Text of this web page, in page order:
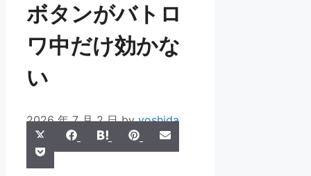
ボタンがバトロ
ワ中だけ効かな
い
2026 年 7 月 2 日 byyoshida
Share
on
(Twitter)
Share
on
Facebook
Share
on
Hatena Share
on
PinterestShare
on
Share
on
Pocket